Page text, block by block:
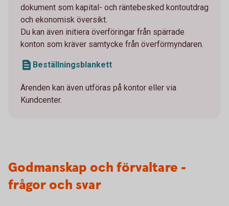
dokument som kapital- och räntebesked kontoutdrag
och ekonomisk översikt.
Du kan även initiera överföringar från spärrade
konton som kräver samtycke från överförmyndaren.
Beställningsblankett
Ärenden kan även utföras på kontor eller via
Kundcenter.
Godmanskap och förvaltare -
frågor och svar